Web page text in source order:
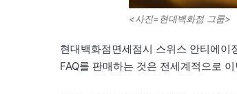
<사진=현대백화점 그룹>
현대백화점면세점시 스위스 안티에이
FAQ를 판매하는 것은 전세계적으로